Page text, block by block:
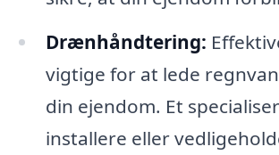
Drænhåndtering:
vigtige for at lede
din ejendom. Et
installere eller